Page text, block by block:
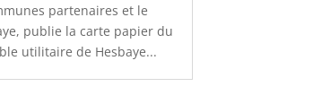
partenaires et le
publie la carte papier du
utilitaire de Hesbaye...